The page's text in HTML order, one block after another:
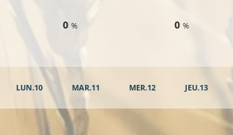
0% 0%
LUN.10 MAR.11 MER.12 JEU.13